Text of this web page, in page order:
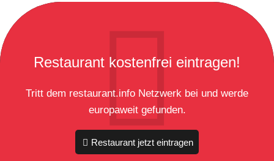
Restaurant kostenfrei eintragen!
Tritt dem restaurant.info Netzwerk bei und werde
europaweit gefunden.
Restaurant jetzt eintragen